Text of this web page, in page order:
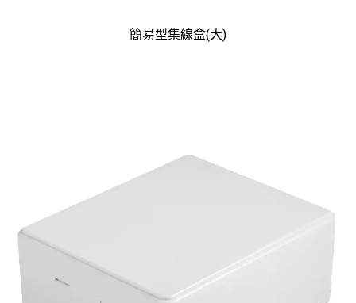
簡易型集線盒(大)